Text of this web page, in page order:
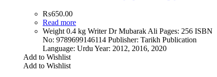
₨650.00
Read more
Weight 0.4 kg Writer Dr Mubarak Ali Pages: 256 ISBN
No: 9789699146114 Publisher: Tarikh Publication
Language: Urdu Year: 2012, 2016, 2020
Add to Wishlist
Add to Wishlist